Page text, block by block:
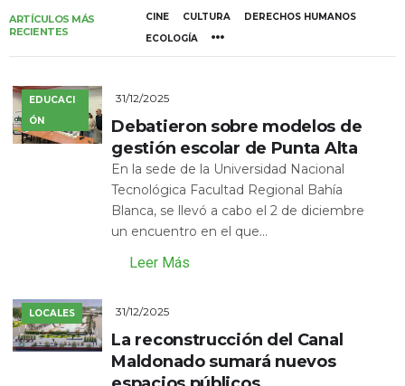
ARTÍCULOS MÁS
RECIENTES
CINE CULTURA
DERECHOS HUMANOS
ECOLOGÍA
EDUCACI
ÓN
31/12/2025
Debatieron sobre modelos de
gestión escolar de Punta Alta
En la sede de la Universidad Nacional
Tecnológica Facultad Regional Bahía
Blanca, se llevó a cabo el 2 de diciembre
un encuentro en el que...
Leer Más
LOCALES 31/12/2025
La reconstrucción del Canal
Maldonado sumará nuevos